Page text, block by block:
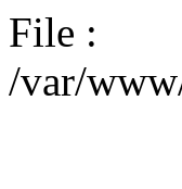
File :
/var/